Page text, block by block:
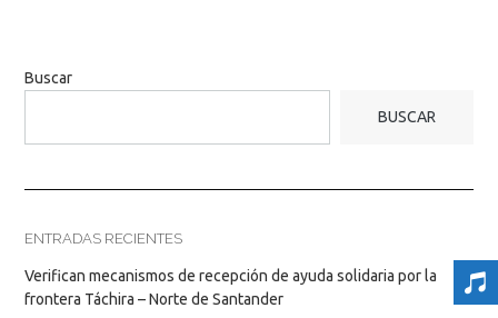
Buscar
BUSCAR
ENTRADAS RECIENTES
Verifican mecanismos de recepción de ayuda solidaria por la
frontera Táchira – Norte de Santander